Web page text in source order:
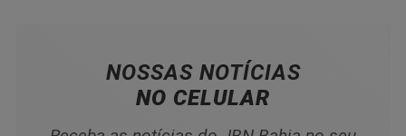
NOSSAS NOTÍCIAS
NO CELULAR